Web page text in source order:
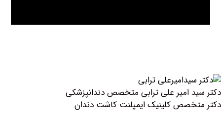
امیر علی ترابی متخصص دندانپزشکی
کلینیک ايمپلنت كاشت دندان